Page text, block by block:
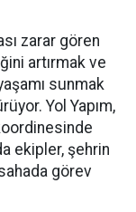
zarar gören
artırmak ve
sunmak
Yol Yapım,
ekipler, şehrin
görev